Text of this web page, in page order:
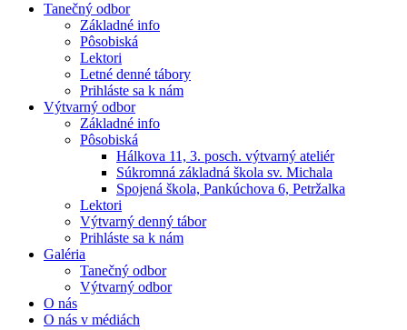
Tanečný odbor
Základné info
Pôsobiská
Lektori
Letné denné tábory
Prihláste sa k nám
Výtvarný odbor
Základné info
Pôsobiská
Hálkova 11, 3. posch. výtvarný ateliér
Súkromná základná škola sv. Michala
Spojená škola, Pankúchova 6, Petržalka
Lektori
Výtvarný denný tábor
Prihláste sa k nám
Galéria
Tanečný odbor
Výtvarný odbor
O nás
O nás v médiách